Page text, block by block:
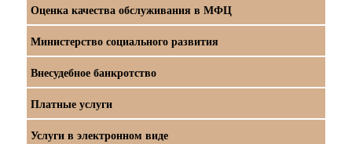
Оценка качества обслуживания в МФЦ
Министерство социального развития
Внесудебное банкротство
Платные услуги
Услуги в электронном виде